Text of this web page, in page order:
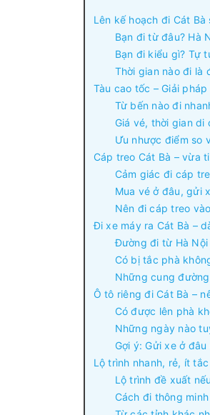
Lên kế hoạch đi Cát
Bạn đi từ đâu? Hà
Bạn đi kiểu gì? Tự
Thời gian nào đi là
Tàu cao tốc – Giải
Từ bến nào đi
Giá vé, thời gian
Ưu nhược điểm so
Cáp treo Cát Bà – vừa
Cảm giác đi cáp
Mua vé ở đâu, gửi
Nên đi cáp treo
Đi xe máy ra Cát Bà –
Đường đi từ Hà
Có bị tắc phà
Những cung
Ô tô riêng đi Cát Bà –
Có được lên phà
Những ngày nào
Gợi ý: Gửi xe ở
Lộ trình nhanh, rẻ, ít
Lộ trình đề xuất
Cách đi thông